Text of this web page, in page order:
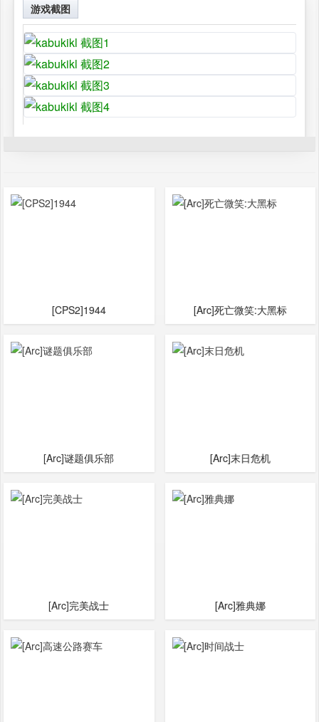
游戏截图
[CPS2]1944 [Arc]死亡微笑:大黑标
[Arc]谜题俱乐部 [Arc]末日危机
[Arc]完美战士 [Arc]雅典娜